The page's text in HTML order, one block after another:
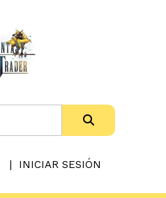
INICIAR SESIÓN